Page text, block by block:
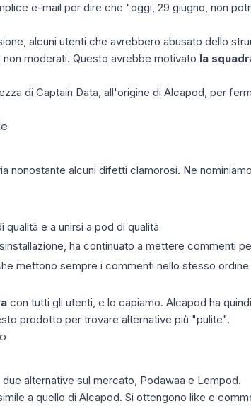
e-mail per dire che "oggi, 29 giugno, non
alcuni utenti che avrebbero abusato dello
moderati. Questo avrebbe motivato la
di Captain Data, all'origine di Alcapod, per
nonostante alcuni difetti clamorosi. Ne nominiamo
e a unirsi a pod di qualità
ha continuato a mettere commenti
mettono sempre i commenti nello stesso ordine
con tutti gli utenti, e lo capiamo. Alcapod ha quindi
prodotto per trovare alternative più "pulite".
alternative sul mercato, Podawaa e Lempod.
a quello di Alcapod. Si ottengono like e